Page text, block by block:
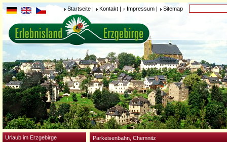
Startseite | Kontakt | Impressum | Sitemap
Urlaub im Erzgebirge
Parkeisenbahn, Chemnitz